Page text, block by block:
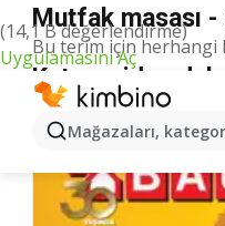
(14,1 B değerlendirme)
Uygulamasını Aç
Mağazaları,
Mutfak masası -
Bu terim için herhangi
Kategoriden